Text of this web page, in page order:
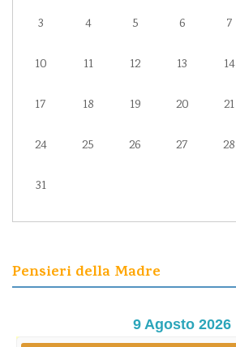
3 4 5 6 7
10 11 12 13 14
17 18 19 20 21
24 25 26 27 28
31
Pensieri della Madre
9 Agosto 2026